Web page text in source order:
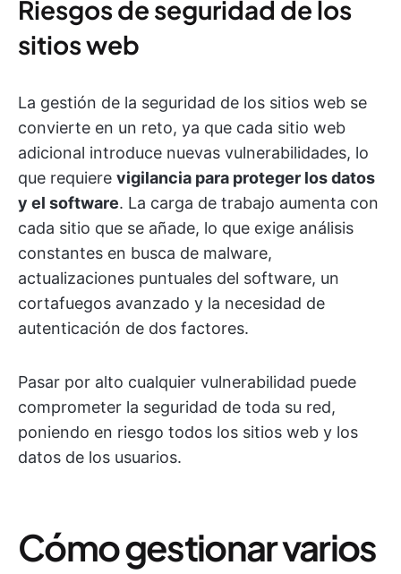
Riesgos de seguridad de los
sitios web
La gestión de la seguridad de los sitios web se
convierte en un reto, ya que cada sitio web
adicional introduce nuevas vulnerabilidades, lo
que requiere vigilancia para proteger los datos
y el software. La carga de trabajo aumenta con
cada sitio que se añade, lo que exige análisis
constantes en busca de malware,
actualizaciones puntuales del software, un
cortafuegos avanzado y la necesidad de
autenticación de dos factores.
Pasar por alto cualquier vulnerabilidad puede
comprometer la seguridad de toda su red,
poniendo en riesgo todos los sitios web y los
datos de los usuarios.
Cómo gestionar varios